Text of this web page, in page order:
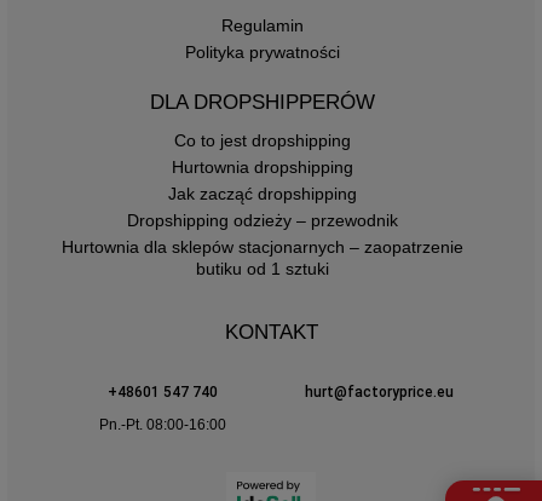
Regulamin
Polityka prywatności
DLA DROPSHIPPERÓW
Co to jest dropshipping
Hurtownia dropshipping
Jak zacząć dropshipping
Dropshipping odzieży – przewodnik
Hurtownia dla sklepów stacjonarnych – zaopatrzenie
butiku od 1 sztuki
KONTAKT
+48601 547 740
hurt@factoryprice.eu
Pn.-Pt. 08:00-16:00